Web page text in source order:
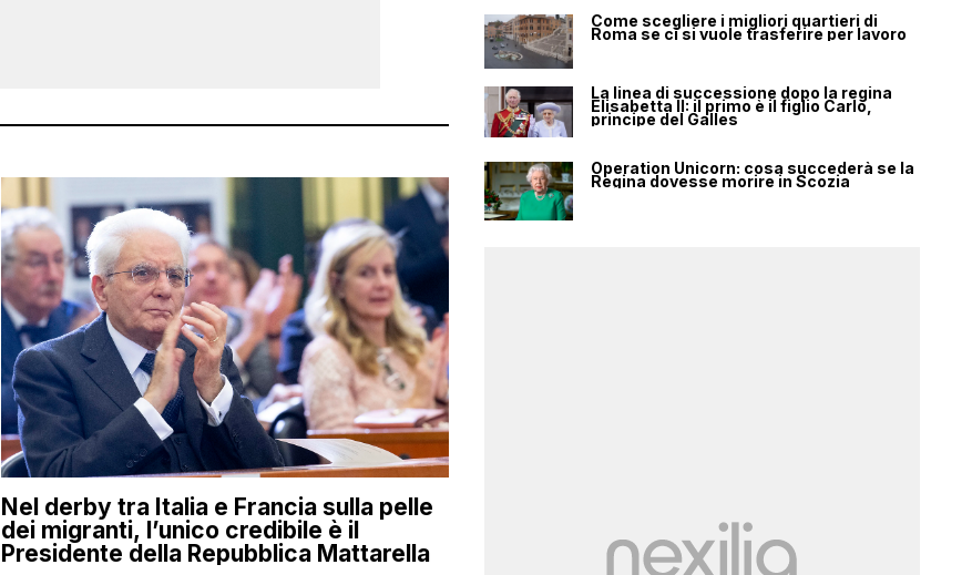
Nel derby tra Italia e Francia sulla pelle
dei migranti, l’unico credibile è il
Presidente della Repubblica Mattarella
Come scegliere i migliori quartieri di
Roma se ci si vuole trasferire per lavoro
La linea di successione dopo la regina
Elisabetta II: il primo è il figlio Carlo,
principe del Galles
Operation Unicorn: cosa succederà se la
Regina dovesse morire in Scozia